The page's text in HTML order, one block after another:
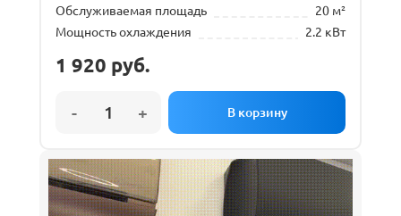
Да
Есть
С фильтрами
Обслуживаемая площадь
20 м²
Мощность охлаждения
2.2 кВт
1 920 руб.